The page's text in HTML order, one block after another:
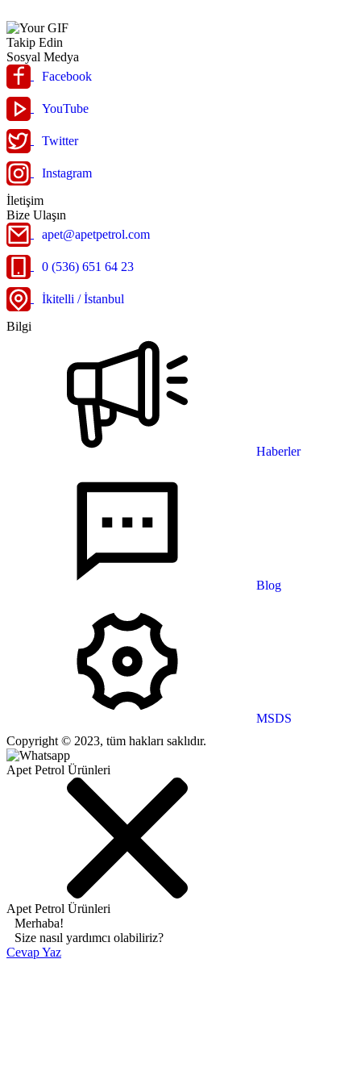
Takip Edin
Sosyal Medya
Facebook
YouTube
Twitter
Instagram
İletişim
Bize Ulaşın
apet@apetpetrol.com
0 (536) 651 64 23
İkitelli / İstanbul
Bilgi
Haberler
Blog
MSDS
Copyright © 2023, tüm hakları saklıdır.
Apet Petrol Ürünleri
Apet Petrol Ürünleri
Merhaba!
Size nasıl yardımcı olabiliriz?
Cevap Yaz